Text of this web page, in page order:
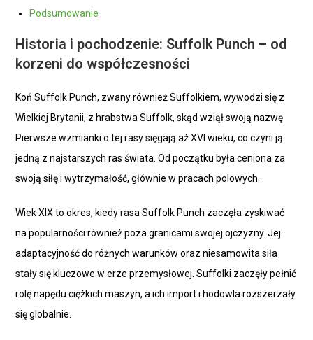
Podsumowanie
Historia i pochodzenie: Suffolk Punch – od
korzeni do współczesności
Koń Suffolk Punch, zwany również Suffolkiem, wywodzi się z
Wielkiej Brytanii, z hrabstwa Suffolk, skąd wziął swoją nazwę.
Pierwsze wzmianki o tej rasy sięgają aż XVI wieku, co czyni ją
jedną z najstarszych ras świata. Od początku była ceniona za
swoją siłę i wytrzymałość, głównie w pracach polowych.
Wiek XIX to okres, kiedy rasa Suffolk Punch zaczęła zyskiwać
na popularności również poza granicami swojej ojczyzny. Jej
adaptacyjność do różnych warunków oraz niesamowita siła
stały się kluczowe w erze przemysłowej. Suffolki zaczęły pełnić
rolę napędu ciężkich maszyn, a ich import i hodowla rozszerzały
się globalnie.